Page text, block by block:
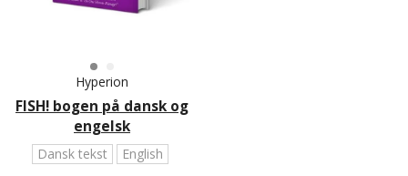
Hyperion
FISH! bogen på dansk og
engelsk
Dansk tekst
English